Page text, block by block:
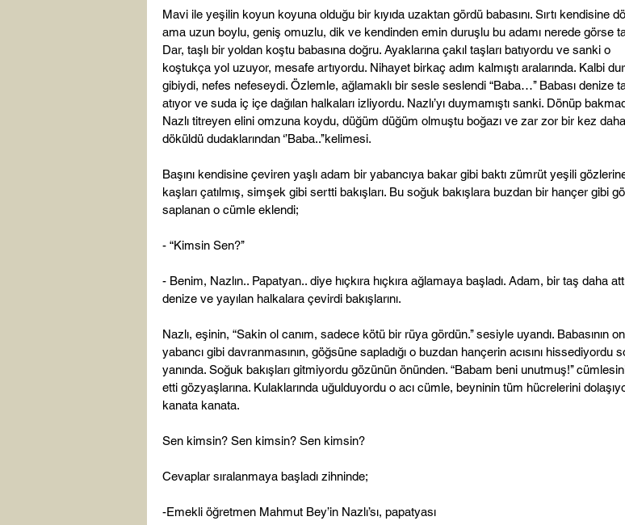
Mavi ile yeşilin koyun koyuna olduğu bir kıyıda uzaktan gördü babasını. Sırtı kendisine
ama uzun boylu, geniş omuzlu, dik ve kendinden emin duruşlu bu adamı nerede görse
Dar, taşlı bir yoldan koştu babasına doğru. Ayaklarına çakıl taşları batıyordu ve sanki o
koştukça yol uzuyor, mesafe artıyordu. Nihayet birkaç adım kalmıştı aralarında. Kalbi
gibiydi, nefes nefeseydi. Özlemle, ağlamaklı bir sesle seslendi “Baba…’’ Babası denize
atıyor ve suda iç içe dağılan halkaları izliyordu. Nazlı’yı duymamıştı sanki. Dönüp
Nazlı titreyen elini omzuna koydu, düğüm düğüm olmuştu boğazı ve zar zor bir kez daha
döküldü dudaklarından ‘’Baba..’’kelimesi.
Başını kendisine çeviren yaşlı adam bir yabancıya bakar gibi baktı zümrüt yeşili
kaşları çatılmış, simşek gibi sertti bakışları. Bu soğuk bakışlara buzdan bir hançer gibi
saplanan o cümle eklendi;
- “Kimsin Sen?’’
- Benim, Nazlın.. Papatyan.. diye hıçkıra hıçkıra ağlamaya başladı. Adam, bir taş daha
denize ve yayılan halkalara çevirdi bakışlarını.
Nazlı, eşinin, “Sakin ol canım, sadece kötü bir rüya gördün.’’ sesiyle uyandı. Babasının
yabancı gibi davranmasının, göğsüne sapladığı o buzdan hançerin acısını hissediyordu
yanında. Soğuk bakışları gitmiyordu gözünün önünden. “Babam beni unutmuş!’’
etti gözyaşlarına. Kulaklarında uğulduyordu o acı cümle, beyninin tüm hücrelerini
kanata kanata.
Sen kimsin? Sen kimsin? Sen kimsin?
Cevaplar sıralanmaya başladı zihninde;
-Emekli öğretmen Mahmut Bey’in Nazlı’sı, papatyası